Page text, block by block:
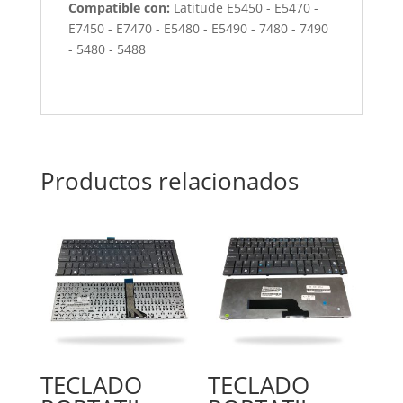
Compatible con: Latitude E5450 - E5470 -
E7450 - E7470 - E5480 - E5490 - 7480 - 7490
- 5480 - 5488
Productos relacionados
TECLADO TECLADO